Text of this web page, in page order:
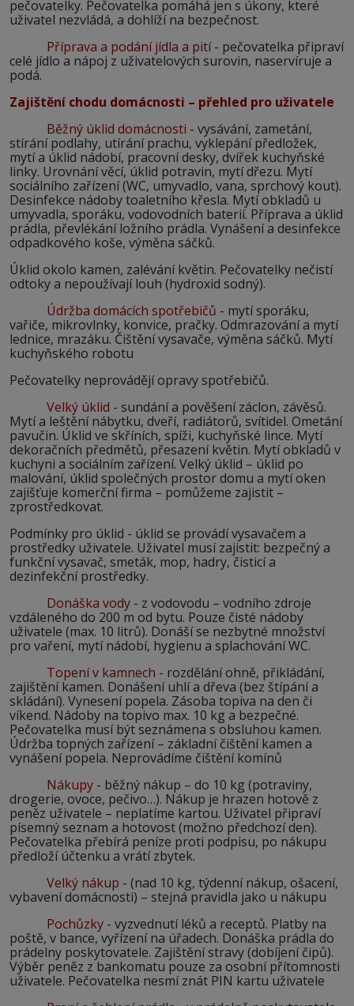
pečovatelky. Pečovatelka pomáhá jen s úkony, které
uživatel nezvládá, a dohlíží na bezpečnost.
Příprava a podání jídla a pití- pečovatelka připraví
celé jídlo a nápoj z uživatelových surovin, naservíruje a
podá.
Zajištění chodu domácnosti – přehled pro uživatele
Běžný úklid domácnosti - vysávání, zametání,
stírání podlahy, utírání prachu, vyklepání předložek,
mytí a úklid nádobí, pracovní desky, dvířek kuchyňské
linky. Urovnání věcí, úklid potravin, mytí dřezu. Mytí
sociálního zařízení (WC, umyvadlo, vana, sprchový kout).
Desinfekce nádoby toaletního křesla. Mytí obkladů u
umyvadla, sporáku, vodovodních baterií. Příprava a úklid
prádla, převlékání ložního prádla. Vynášení a desinfekce
odpadkového koše, výměna sáčků.
Úklid okolo kamen, zalévání květin. Pečovatelky nečistí
odtoky a nepoužívají louh (hydroxid sodný).
Údržba domácích spotřebičů - mytí sporáku,
vařiče, mikrovlnky, konvice, pračky. Odmrazování a mytí
lednice, mrazáku. Čištění vysavače, výměna sáčků. Mytí
kuchyňského robotu
Pečovatelky neprovádějí opravy spotřebičů.
Velký úklid - sundání a pověšení záclon, závěsů.
Mytí a leštění nábytku, dveří, radiátorů, svítidel. Ometání
pavučin. Úklid ve skříních, spíži, kuchyňské lince. Mytí
dekoračních předmětů, přesazení květin. Mytí obkladů v
kuchyni a sociálním zařízení. Velký úklid – úklid po
malování, úklid společných prostor domu a mytí oken
zajišťuje komerční firma – pomůžeme zajistit –
zprostředkovat.
Podmínky pro úklid - úklid se provádí vysavačem a
prostředky uživatele. Uživatel musí zajistit: bezpečný a
funkční vysavač, smeták, mop, hadry, čisticí a
dezinfekční prostředky.
Donáška vody - z vodovodu – vodního zdroje
vzdáleného do 200 m od bytu. Pouze čisté nádoby
uživatele (max. 10 litrů). Donáší se nezbytné množství
pro vaření, mytí nádobí, hygienu a splachování WC.
Topení v kamnech - rozdělání ohně, přikládání,
zajištění kamen. Donášení uhlí a dřeva (bez štípání a
skládání). Vynesení popela. Zásoba topiva na den či
víkend. Nádoby na topivo max. 10 kg a bezpečné.
Pečovatelka musí být seznámena s obsluhou kamen.
Údržba topných zařízení – základní čištění kamen a
vynášení popela. Neprovádíme čištění komínů
Nákupy - běžný nákup – do 10 kg (potraviny,
drogerie, ovoce, pečivo…). Nákup je hrazen hotově z
peněz uživatele – neplatíme kartou. Uživatel připraví
písemný seznam a hotovost (možno předchozí den).
Pečovatelka přebírá peníze proti podpisu, po nákupu
předloží účtenku a vrátí zbytek.
Velký nákup - (nad 10 kg, týdenní nákup, ošacení,
vybavení domácnosti) – stejná pravidla jako u nákupu
Pochůzky - vyzvednutí léků a receptů. Platby na
poště, v bance, vyřízení na úřadech. Donáška prádla do
prádelny poskytovatele. Zajištění stravy (dobíjení čipů).
Výběr peněz z bankomatu pouze za osobní přítomnosti
uživatele. Pečovatelka nesmí znát PIN kartu uživatele